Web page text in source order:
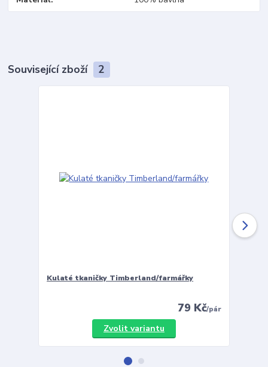
Související zboží 2
Kulaté tkaničky Timberland/farmářky
79 Kč/pár
Zvolit variantu